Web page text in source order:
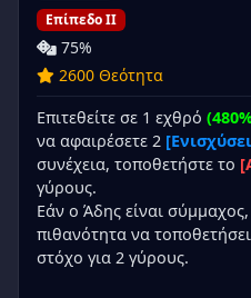
Επίπεδο II
75%
2600 Θεότητα
Επιτεθείτε σε 1 εχθρό
να αφαιρέσετε 2
συνέχεια, τοποθετήστε το
γύρους.
Εάν ο Άδης είναι σύμμαχος,
πιθανότητα να
στόχο για 2 γύρους.